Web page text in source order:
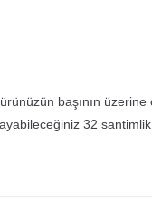
başının üzerine
32